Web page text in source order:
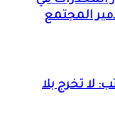
المجتمع
لا تخرج بلا